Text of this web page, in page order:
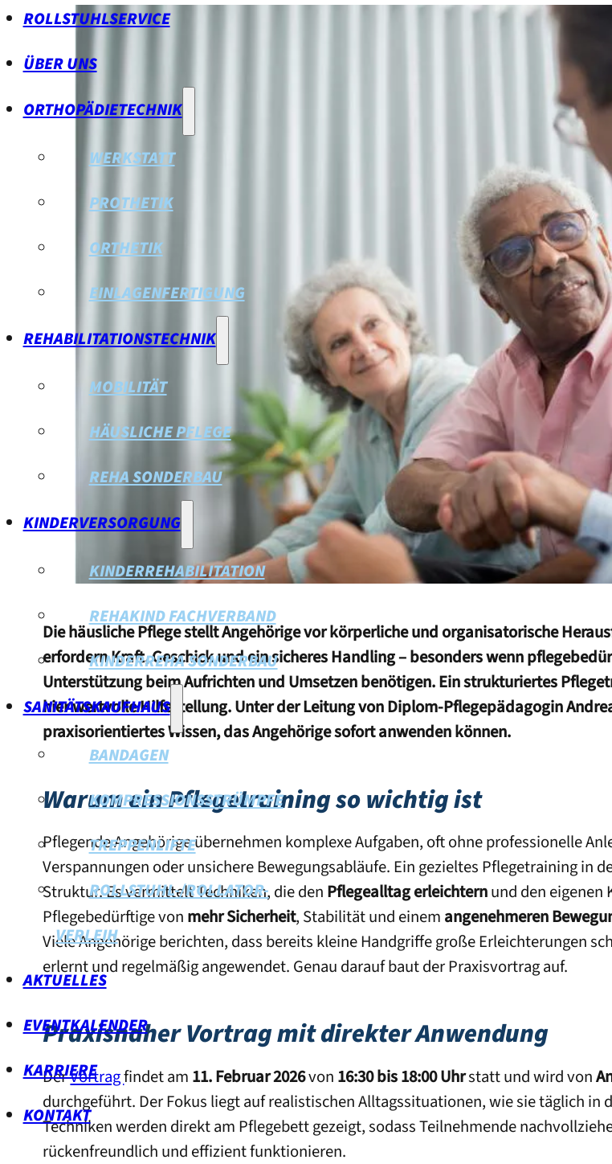
ROLLSTUHLSERVICE
ÜBER UNS
ORTHOPÄDIETECHNIK
WERKSTATT
PROTHETIK
ORTHETIK
EINLAGENFERTIGUNG
REHABILITATIONSTECHNIK
MOBILITÄT
HÄUSLICHE PFLEGE
REHA SONDERBAU
KINDERVERSORGUNG
KINDERREHABILITATION
REHAKIND FACHVERBAND
KINDERREHA SONDERBAU
SANITÄTSKAUFHAUS
BANDAGEN
KOMPRESSIONSSTRÜMPFE
TREPPENLIFTE
ROLLSTUHL-/ROLLATOR-
VERLEIH
AKTUELLES
EVENTKALENDER
KARRIERE
KONTAKT
Die häusliche Pflege stellt Angehörige vor körperliche und organisatorische
erfordern Kraft, Geschick und ein sicheres Handling – besonders wenn
Unterstützung beim Aufrichten und Umsetzen benötigen. Ein strukturiertes
hier wertvolle Hilfestellung. Unter der Leitung von Diplom-Pflegepädagogin
praxisorientiertes Wissen, das Angehörige sofort anwenden können.
Warum ein Pflegetraining so wichtig ist
Pflegende Angehörige übernehmen komplexe Aufgaben, oft ohne professionelle
Verspannungen oder unsichere Bewegungsabläufe. Ein gezieltes Pflegetraining in
Struktur. Es vermittelt Techniken, die den Pflegealltag erleichternund den eigenen
Pflegebedürftige von mehr Sicherheit, Stabilität und einem angenehmeren
Viele Angehörige berichten, dass bereits kleine Handgriffe große Erleichterungen
erlernt und regelmäßig angewendet. Genau darauf baut der Praxisvortrag auf.
Praxisnaher Vortrag mit direkter Anwendung
DerVortragfindet am 11. Februar 2026von 16:30 bis 18:00 Uhrstatt und wird von
durchgeführt. Der Fokus liegt auf realistischen Alltagssituationen, wie sie täglich in
Techniken werden direkt am Pflegebett gezeigt, sodass Teilnehmende
rückenfreundlich und effizient funktionieren.